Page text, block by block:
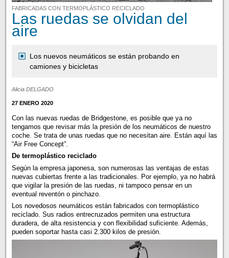
FABRICADAS CON TERMOPLÁSTICO RECICLADO
Las ruedas se olvidan del
aire
Los nuevos neumáticos se están probando en
camiones y bicicletas
Alicia DELGADO
27 ENERO 2020
Con las nuevas ruedas de Bridgestone, es posible que ya no
tengamos que revisar más la presión de los neumáticos de nuestro
coche. Se trata de unas ruedas que no necesitan aire. Están aquí las
“Air Free Concept”.
De termoplástico reciclado
Según la empresa japonesa, son numerosas las ventajas de estas
nuevas cubiertas frente a las tradicionales. Por ejemplo, ya no habrá
que vigilar la presión de las ruedas, ni tampoco pensar en un
eventual reventón o pinchazo.
Los novedosos neumáticos están fabricados con termoplástico
reciclado. Sus radios entrecruzados permiten una estructura
duradera, de alta resistencia y con flexibilidad suficiente. Además,
pueden soportar hasta casi 2.300 kilos de presión.